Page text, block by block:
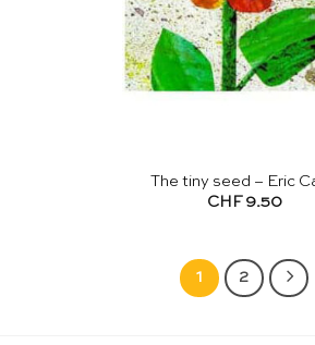
The tiny seed – Eric
CHF 9.50
1 2